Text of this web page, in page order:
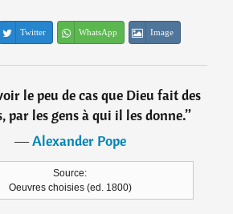
Twitter WhatsApp Image
le peu de cas que Dieu fait des
par les gens à qui il les donne.”
―Alexander Pope
Source:
Oeuvres choisies (ed. 1800)